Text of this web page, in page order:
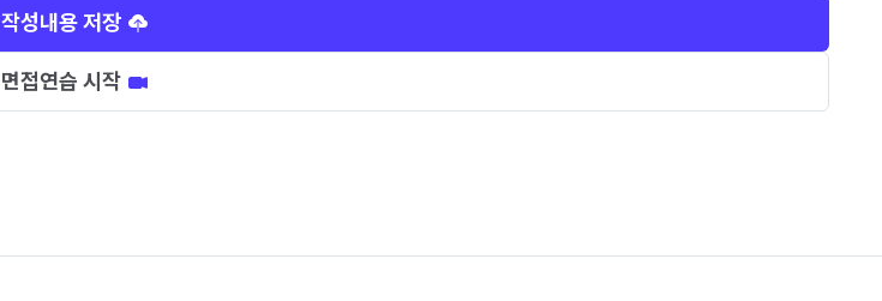
작성내용 저장
면접연습 시작